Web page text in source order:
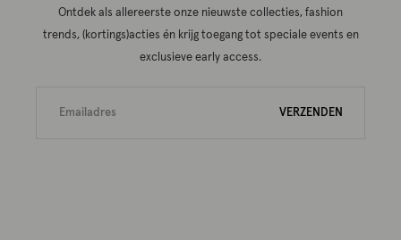
Ontdek als allereerste onze nieuwste collecties, fashion
trends, (kortings)acties én krijg toegang tot speciale events en
exclusieve early access.
VERZENDEN